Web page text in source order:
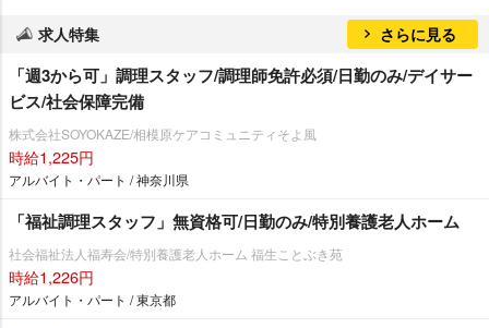
求人特集 さらに見る
「週3から可」調理スタッフ/調理師免許必須/日勤のみ/デイサー
ビス/社会保障完備
株式会社SOYOKAZE/相模原ケアコミュニティそよ風
時給1,225円
アルバイト・パート / 神奈川県
「福祉調理スタッフ」無資格可/日勤のみ/特別養護老人ホーム
社会福祉法人福寿会/特別養護老人ホーム 福生ことぶき苑
時給1,226円
アルバイト・パート / 東京都